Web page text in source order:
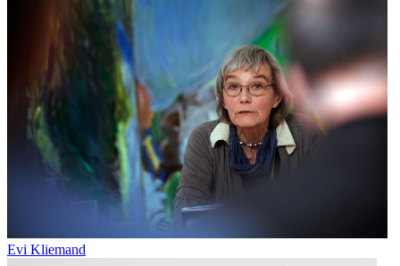
Evi Kliemand